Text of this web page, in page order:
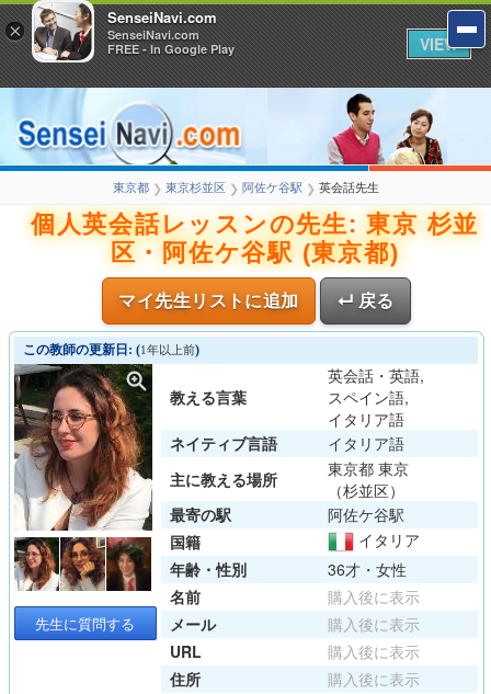
東京都 ❯ 東京杉並区 ❯ 阿佐ケ谷駅 ❯ 英会話先生
個人英会話レッスンの先生: 東京 杉並
区・阿佐ケ谷駅 (東京都)
マイ先生リストに追加 ↵ 戻る
この教師の更新日: (1年以上前)
先生に質問する
教える言葉
英会話・英語,
スペイン語,
イタリア語
ネイティブ言語
イタリア語
主に教える場所
東京都 東京
（杉並区）
最寄の駅
阿佐ケ谷駅
国籍
イタリア
年齢・性別
36才・女性
名前
購入後に表示
メール
購入後に表示
URL
購入後に表示
住所
購入後に表示
×
SenseiNavi.com
SenseiNavi.com
FREE - In Google Play
VIEW